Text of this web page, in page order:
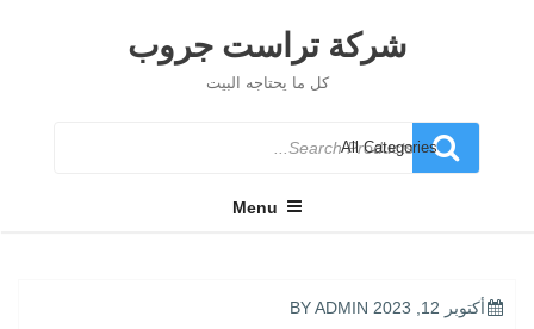
شركة تراست جروب
كل ما يحتاجه البيت
Search
for
Menu
POSTED
أكتوبر 12, 2023 ADMIN